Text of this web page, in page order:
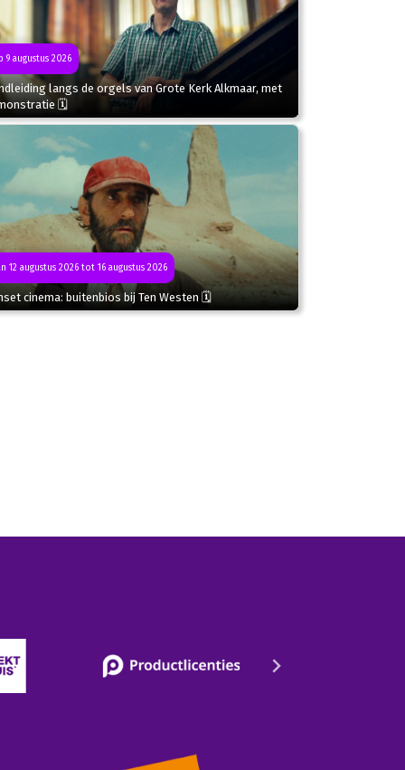
9 augustus 2026
langs de orgels van Grote Kerk Alkmaar, met
🗓
12 augustus 2026 tot 16 augustus 2026
cinema: buitenbios bij Ten Westen 🗓